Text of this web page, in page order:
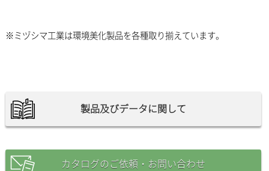
※ミヅシマ工業は環境美化製品を各種取り揃えています。
製品及びデータに関して
カタログのご依頼・お問い合わせ